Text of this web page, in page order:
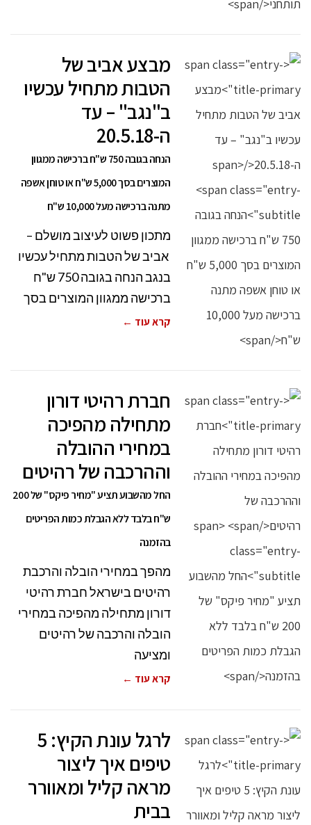
מבצע אביב של
הטבות מתחיל עכשיו
ב"נגב" – עד
ה-20.5.18
הנחה בגובה 750 ש"ח ברכישה ממגוון
המוצרים בסך 5,000 ש"ח או טוחן אשפה
מתנה ברכישה מעל 10,000 ש"ח
מתכון פשוט לעיצוב מושלם –
אביב של הטבות מתחיל עכשיו
בנגב הנחה בגובה 750 ש"ח
ברכישה ממגוון המוצרים בסך
קרא עוד ←
חברת רהיטי דורון
מתחילה מהפיכה
במחירי ההובלה
וההרכבה של רהיטים
החל מהשבוע תציע "מחיר פיקס" של 200
ש"ח בלבד ללא הגבלת כמות הפריטים
בהזמנה
מהפך במחירי הובלה והרכבת
רהיטים בישראל חברת רהיטי
דורון מתחילה מהפיכה במחירי
הובלה והרכבה של רהיטים
ומציעה
קרא עוד ←
לרגל עונת הקיץ: 5
טיפים איך ליצור
מראה קליל ומאוורר
בבית